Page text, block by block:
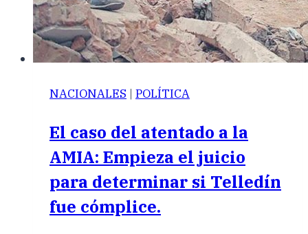
NACIONALES | POLÍTICA
El caso del atentado a la
AMIA: Empieza el juicio
para determinar si Telledín
fue cómplice.